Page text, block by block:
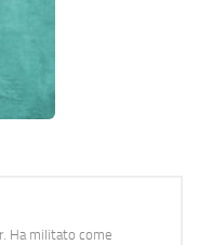
Ha militato come